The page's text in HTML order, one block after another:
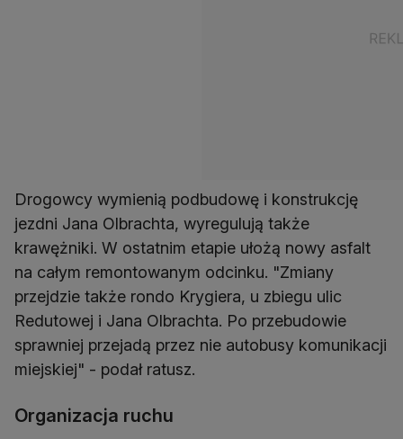
Drogowcy wymienią podbudowę i konstrukcję
jezdni Jana Olbrachta, wyregulują także
krawężniki. W ostatnim etapie ułożą nowy asfalt
na całym remontowanym odcinku. "Zmiany
przejdzie także rondo Krygiera, u zbiegu ulic
Redutowej i Jana Olbrachta. Po przebudowie
sprawniej przejadą przez nie autobusy komunikacji
miejskiej" - podał ratusz.
Organizacja ruchu